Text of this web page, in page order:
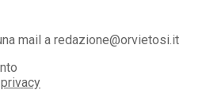
mail a redazione@orvietosi.it